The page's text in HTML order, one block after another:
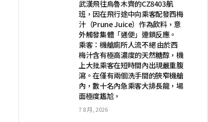
武漢飛往烏魯木齊的CZ8403航
班，因在飛行途中向乘客配發西梅
汁（Prune Juice）作為飲料，意
外觸發集體「通便」連鎖反應。
乘客：機艙廁所人流不絕 由於西
梅汁含有極高濃度的天然糖醇，機
上大批乘客在短時間內出現嚴重腹
瀉。在僅有兩個洗手間的狹窄機艙
內，數十名內急乘客大排長龍，場
面極度尷尬，
7 8 月, 2026